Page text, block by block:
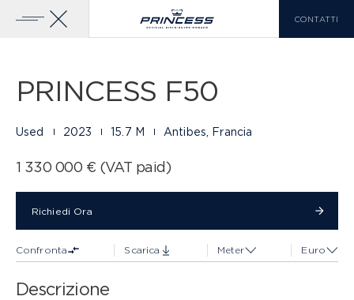
CONTATTI
GAMMA PRINCESS
CLASSE X
LISTA DI CONFRONTO
EN
PRINCESS F50
Used 2023 15.7 M Antibes, Francia
1 330 000 € (VAT paid)
Richiedi Ora
Confronta Scarica Meter Euro
Descrizione
Galleria
Richiedi Ora